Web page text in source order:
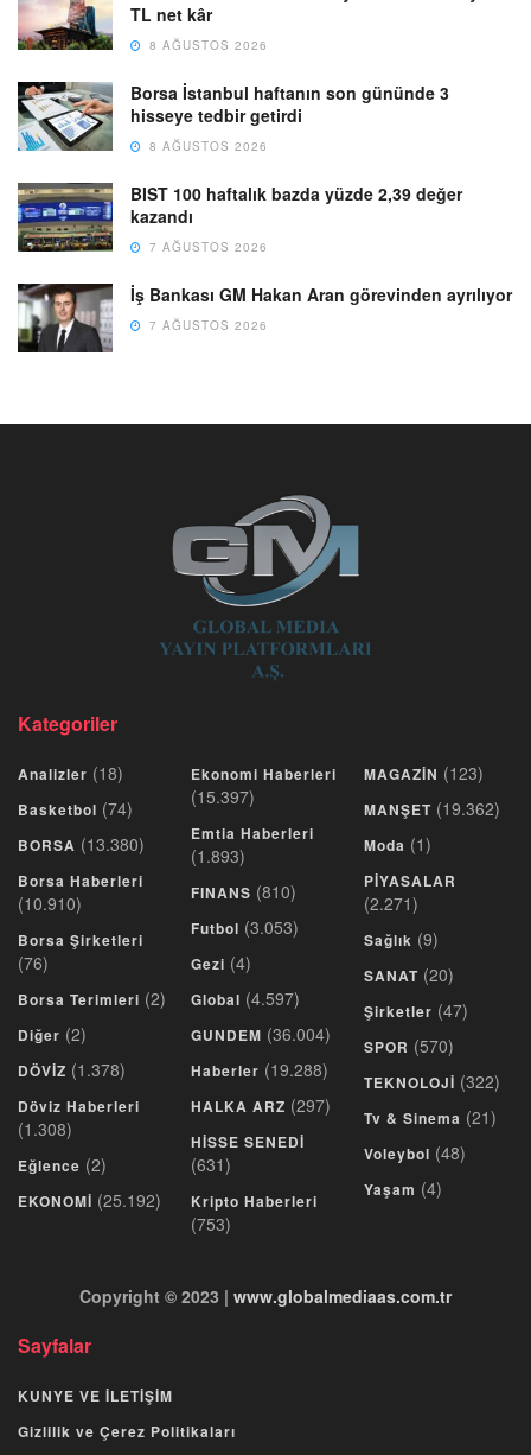
TL net kâr
8 AĞUSTOS 2026
Borsa İstanbul haftanın son gününde 3
hisseye tedbir getirdi
8 AĞUSTOS 2026
BIST 100 haftalık bazda yüzde 2,39 değer
kazandı
7 AĞUSTOS 2026
İş Bankası GM Hakan Aran görevinden ayrılıyor
7 AĞUSTOS 2026
Kategoriler
Analizler (18)
Basketbol (74)
BORSA (13.380)
Borsa Haberleri
(10.910)
Borsa Şirketleri
(76)
Borsa Terimleri (2)
Diğer (2)
DÖVİZ (1.378)
Döviz Haberleri
(1.308)
Eğlence (2)
EKONOMİ (25.192)
Ekonomi Haberleri
(15.397)
Emtia Haberleri
(1.893)
FINANS (810)
Futbol (3.053)
Gezi (4)
Global (4.597)
GUNDEM (36.004)
Haberler (19.288)
HALKA ARZ (297)
HİSSE SENEDİ
(631)
Kripto Haberleri
(753)
MAGAZİN (123)
MANŞET (19.362)
Moda (1)
PİYASALAR
(2.271)
Sağlık (9)
SANAT (20)
Şirketler (47)
SPOR (570)
TEKNOLOJİ (322)
Tv & Sinema (21)
Voleybol (48)
Yaşam (4)
Copyright © 2023 | www.globalmediaas.com.tr
Sayfalar
KUNYE VE İLETİŞİM
Gizlilik ve Çerez Politikaları